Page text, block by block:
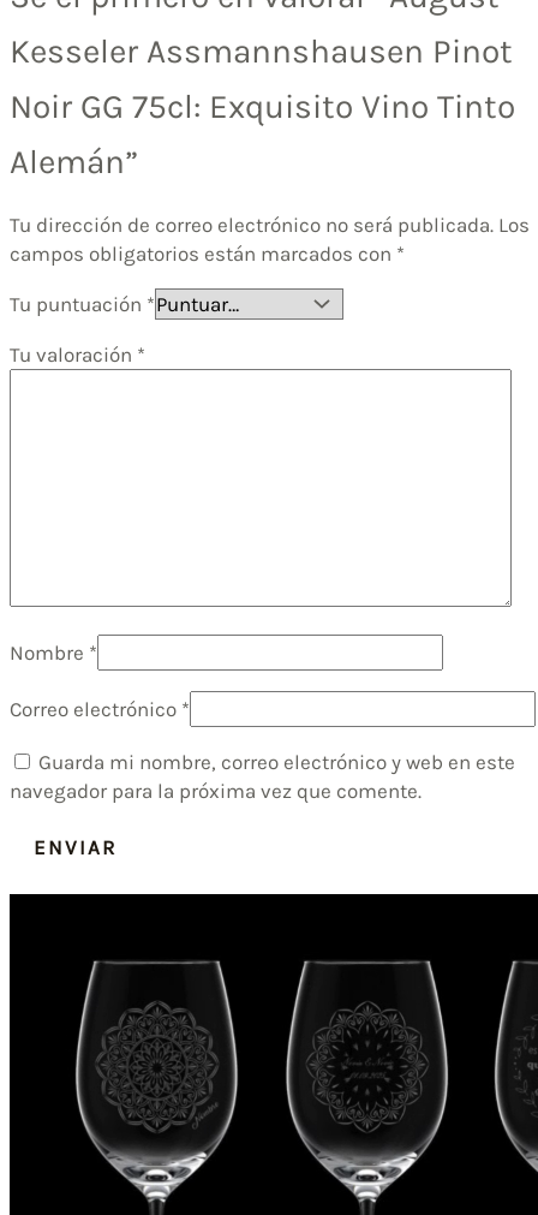
Kesseler Assmannshausen Pinot
Noir GG 75cl: Exquisito Vino Tinto
Alemán”
Tu dirección de correo electrónico no será publicada. Los
campos obligatorios están marcados con *
Tu puntuación *
Tu valoración *
Nombre *
Correo electrónico *
Guarda mi nombre, correo electrónico y web en este
navegador para la próxima vez que comente.